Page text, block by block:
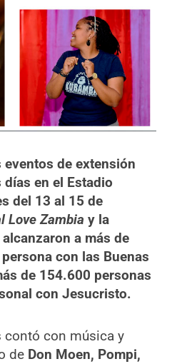
de extensión
en el Estadio
del 13 al 15 de
Love Zambia y la
a más de
con las Buenas
de 154.600 personas
con Jesucristo.
contó con música y
de Don Moen, Pompi,